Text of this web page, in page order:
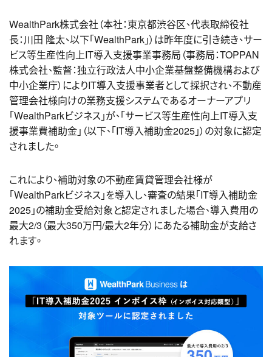
WealthPark株式会社（本社：東京都渋谷区、代表取締役社
長：川田 隆太、以下「WealthPark」）は昨年度に引き続き、サー
ビス等生産性向上IT導入支援事業事務局（事務局：TOPPAN
株式会社、監督：独立行政法人中小企業基盤整備機構および
中小企業庁）によりIT導入支援事業者として採択され、不動産
管理会社様向けの業務支援システムであるオーナーアプリ
「WealthParkビジネス」が、「サービス等生産性向上IT導入支
援事業費補助金」（以下、「IT導入補助金2025」）の対象に認定
されました。
これにより、補助対象の不動産賃貸管理会社様が
「WealthParkビジネス」を導入し、審査の結果「IT導入補助金
2025」の補助金受給対象と認定されました場合、導入費用の
最大2/3（最大350万円/最大2年分）にあたる補助金が支給さ
れます。